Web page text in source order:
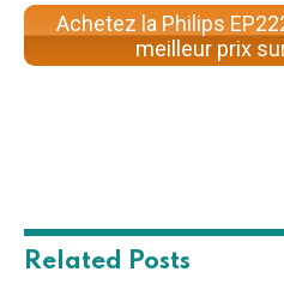
Achetez la Philips
meilleur prix
Related Posts